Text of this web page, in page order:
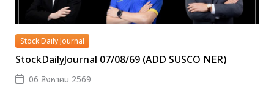
Stock Daily Journal
StockDailyJournal 07/08/69 (ADD SUSCO NER)
06 สิงหาคม 2569